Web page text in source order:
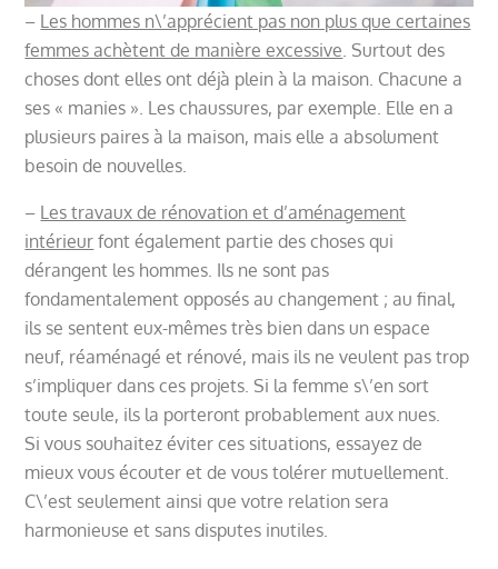
– Les hommes n\’apprécient pas non plus que certaines
femmes achètent de manière excessive. Surtout des
choses dont elles ont déjà plein à la maison. Chacune a
ses « manies ». Les chaussures, par exemple. Elle en a
plusieurs paires à la maison, mais elle a absolument
besoin de nouvelles.
– Les travaux de rénovation et d’aménagement
intérieur font également partie des choses qui
dérangent les hommes. Ils ne sont pas
fondamentalement opposés au changement ; au final,
ils se sentent eux-mêmes très bien dans un espace
neuf, réaménagé et rénové, mais ils ne veulent pas trop
s’impliquer dans ces projets. Si la femme s\’en sort
toute seule, ils la porteront probablement aux nues.
Si vous souhaitez éviter ces situations, essayez de
mieux vous écouter et de vous tolérer mutuellement.
C\’est seulement ainsi que votre relation sera
harmonieuse et sans disputes inutiles.